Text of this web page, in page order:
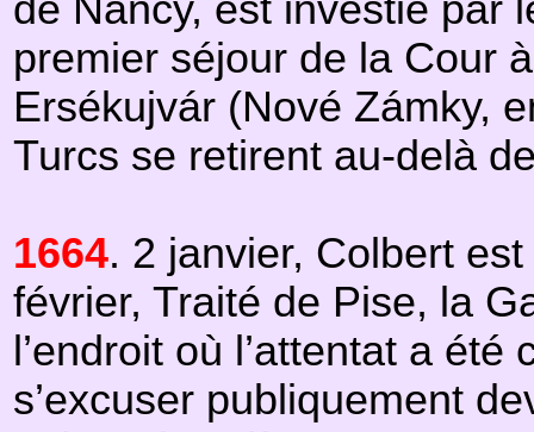
de Nancy, est investie par
premier séjour de la Cour
Ersékujvár (Nové Zámky,
Turcs se retirent au-delà
1664. 2 janvier, Colbert
février, Traité de Pise, la
l’endroit où l’attentat a
s’excuser publiquement